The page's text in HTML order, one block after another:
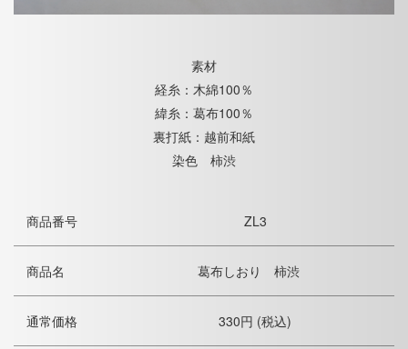
素材
経糸：木綿100％
緯糸：葛布100％
裏打紙：越前和紙
染色 柿渋
商品番号 ZL3
商品名 葛布しおり 柿渋
通常価格 330円 (税込)